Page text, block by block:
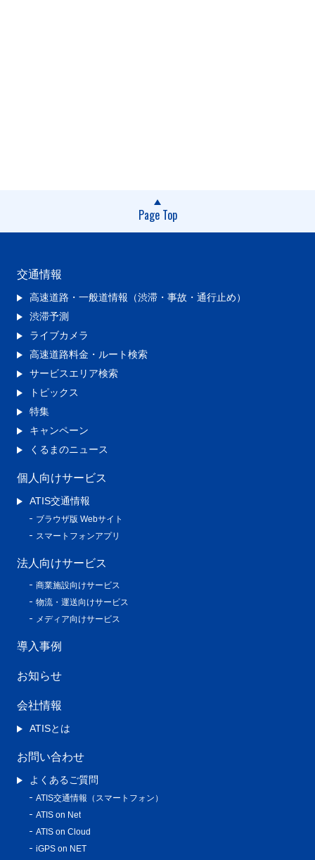
Page Top
交通情報
高速道路・一般道情報（渋滞・事故・通行止め）
渋滞予測
ライブカメラ
高速道路料金・ルート検索
サービスエリア検索
トピックス
特集
キャンペーン
くるまのニュース
個人向けサービス
ATIS交通情報
ブラウザ版 Webサイト
スマートフォンアプリ
法人向けサービス
商業施設向けサービス
物流・運送向けサービス
メディア向けサービス
導入事例
お知らせ
会社情報
ATISとは
お問い合わせ
よくあるご質問
ATIS交通情報（スマートフォン）
ATIS on Net
ATIS on Cloud
iGPS on NET